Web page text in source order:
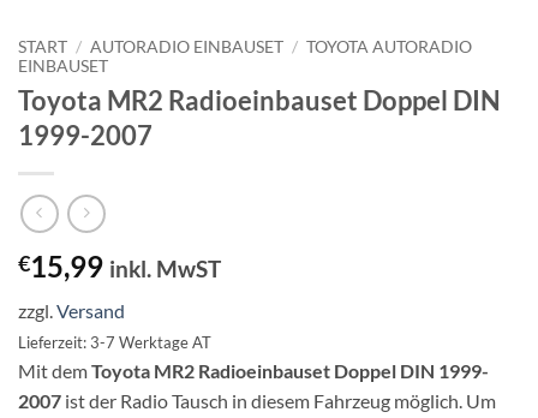
START / AUTORADIO EINBAUSET / TOYOTA AUTORADIO
EINBAUSET
Toyota MR2 Radioeinbauset Doppel DIN
1999-2007
€15,99 inkl. MwST
zzgl.Versand
Lieferzeit: 3-7 Werktage AT
Mit demToyota MR2 Radioeinbauset Doppel DIN 1999-
2007 ist der Radio Tausch in diesem Fahrzeug möglich. Um